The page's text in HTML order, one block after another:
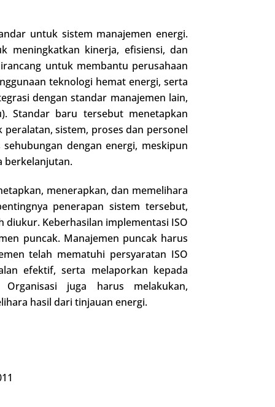
untuk sistem manajemen energi.
meningkatkan kinerja, efisiensi, dan
untuk membantu perusahaan
teknologi hemat energi, serta
dengan standar manajemen lain,
Standar baru tersebut menetapkan
sistem, proses dan personel
dengan energi, meskipun
berkelanjutan.
menerapkan, dan memelihara
penerapan sistem tersebut,
Keberhasilan implementasi ISO
puncak. Manajemen puncak harus
telah mematuhi persyaratan ISO
efektif, serta melaporkan kepada
juga harus melakukan,
hasil dari tinjauan energi.